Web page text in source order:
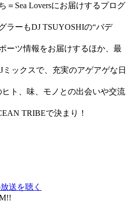
＝Sea Loversにお届けするプログ
ラーもDJ TSUYOSHIの“バデ
ーツ情報をお届けするほか、最
ックスで、充実のアゲアゲな日
ト、味、モノとの出会いや交流
TRIBEで決まり！
送を聴く